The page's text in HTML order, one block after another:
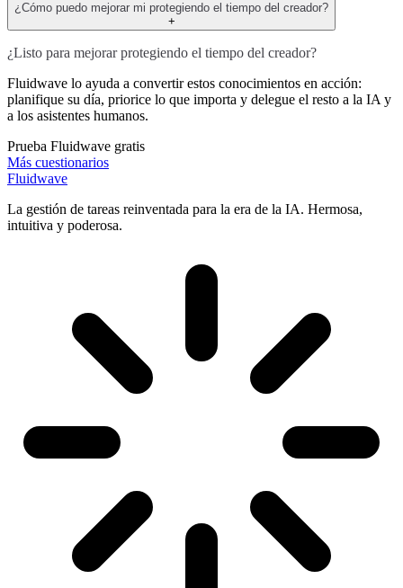
¿Cómo puedo mejorar mi protegiendo el tiempo del creador?
+
¿Listo para mejorar protegiendo el tiempo del creador?
Fluidwave lo ayuda a convertir estos conocimientos en acción:
planifique su día, priorice lo que importa y delegue el resto a la IA y
a los asistentes humanos.
Prueba Fluidwave gratis
Más cuestionarios
Fluidwave
La gestión de tareas reinventada para la era de la IA. Hermosa,
intuitiva y poderosa.